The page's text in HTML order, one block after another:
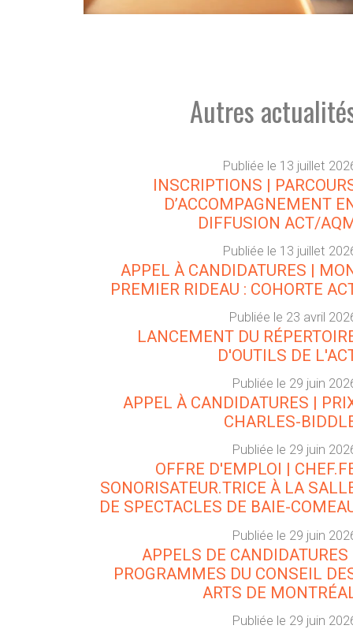
Autres
Publiée le 13 juillet
INSCRIPTIONS |
D’ACCOMPAGNEMENT
DIFFUSION ACT/
Publiée le 13 juillet
APPEL À CANDIDATURES |
PREMIER RIDEAU : COHORTE
Publiée le 23 avril
LANCEMENT DU
D'OUTILS DE
Publiée le 29 juin
APPEL À CANDIDATURES |
CHARLES-
Publiée le 29 juin
OFFRE D'EMPLOI |
SONORISATEUR.TRICE À LA
DE SPECTACLES DE BAIE-
Publiée le 29 juin
APPELS DE CANDIDATURES
PROGRAMMES DU CONSEIL
ARTS DE
Publiée le 29 juin